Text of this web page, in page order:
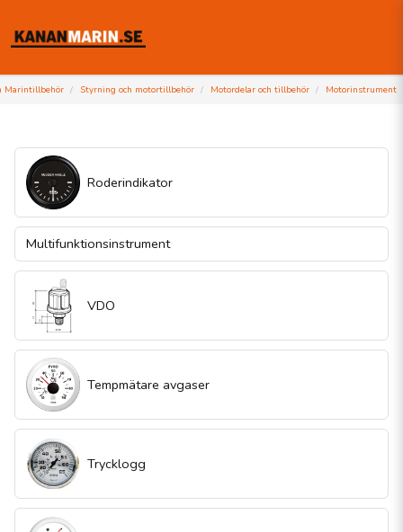
Marintillbehör Styrning och motortillbehör Motordelar och tillbehör Motorinstrument
Roderindikator
Multifunktionsinstrument
VDO
Tempmätare avgaser
Trycklogg